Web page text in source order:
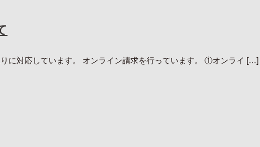
に対応しています。 オンライン請求を行っています。 ①オンライ […]